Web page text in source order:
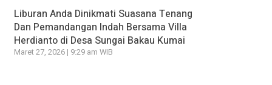
Liburan Anda Dinikmati Suasana Tenang
Dan Pemandangan Indah Bersama Villa
Herdianto di Desa Sungai Bakau Kumai
Maret 27, 2026 | 9:29 am WIB